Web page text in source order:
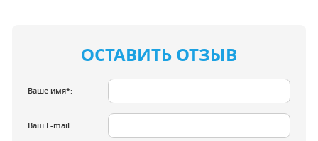
ОСТАВИТЬ ОТЗЫВ
Ваше имя*:
Ваш E-mail: